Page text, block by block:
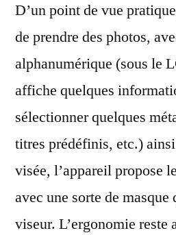
D’un point de vue
de prendre des photos,
alphanumérique (sous le
affiche quelques
sélectionner quelques
titres prédéfinis, etc.)
visée, l’appareil propose
avec une sorte de
viseur. L’ergonomie reste